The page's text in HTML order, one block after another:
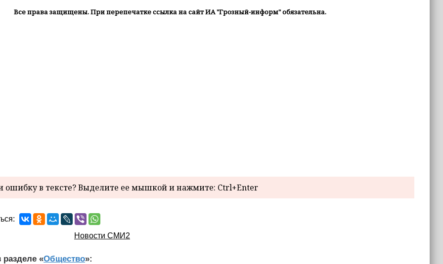
Все права защищены. При перепечатке ссылка на сайт ИА "Грозный-информ" обязательна.
в тексте? Выделите ее мышкой и нажмите: Ctrl+Enter
Новости СМИ2
разделе «Общество»: